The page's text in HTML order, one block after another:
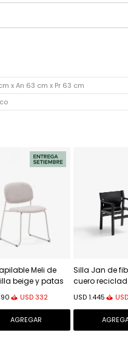
x An 63 cm x Pr 63 cm
Meli de
beige y patas
beige FSC Mix
- chenilla beige y
de metal beige
USD 332
Silla Jan de
cuero
madera
fresno con
negro FSC
USD1.445